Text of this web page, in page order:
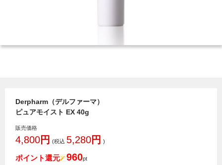
Derpharm（デルファーマ）
ピュアモイスト EX 40g
販売価格
4,800円 (税込 5,280円 )
ポイント還元 960pt